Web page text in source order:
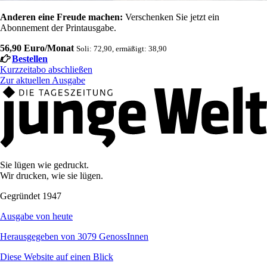
Anderen eine Freude machen: Verschenken Sie jetzt ein
Abonnement der Printausgabe.
56,90 Euro/Monat Soli: 72,90, ermäßigt: 38,90
Bestellen
Kurzzeitabo abschließen
Zur aktuellen Ausgabe
Sie lügen wie gedruckt.
Wir drucken, wie sie lügen.
Gegründet 1947
Ausgabe von heute
Herausgegeben von 3079 GenossInnen
Diese Website auf einen Blick